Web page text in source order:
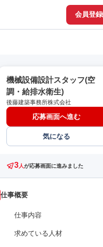
会員登録
機械設備設計スタッフ(空
調・給排水衛生)
後藤建築事務所株式会社
応募画面へ進む
気になる
3人が応募画面に進みました
仕事概要
仕事内容
求めている人材